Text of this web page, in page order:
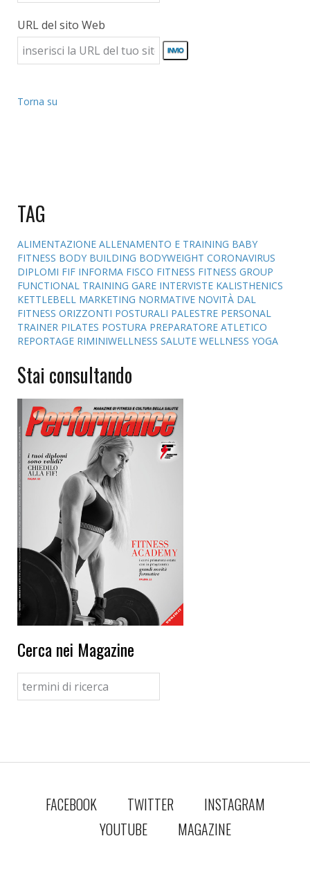
URL del sito Web
Torna su
TAG
ALIMENTAZIONE ALLENAMENTO E TRAINING BABY
FITNESS BODY BUILDING BODYWEIGHT CORONAVIRUS
DIPLOMI FIF INFORMA FISCO FITNESS FITNESS GROUP
FUNCTIONAL TRAINING GARE INTERVISTE KALISTHENICS
KETTLEBELL MARKETING NORMATIVE NOVITÀ DAL
FITNESS ORIZZONTI POSTURALI PALESTRE PERSONAL
TRAINER PILATES POSTURA PREPARATORE ATLETICO
REPORTAGE RIMINIWELLNESS SALUTE WELLNESS YOGA
Stai consultando
Cerca nei Magazine
FACEBOOK TWITTER
INSTAGRAM
YOUTUBE
MAGAZINE